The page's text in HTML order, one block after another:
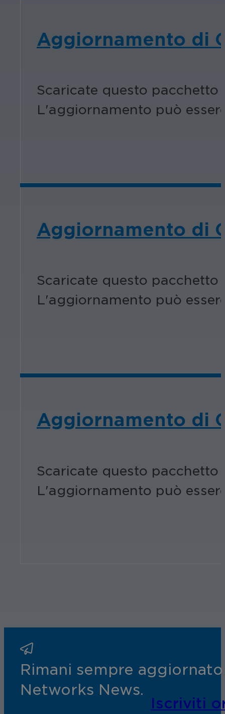
Aggiornamento di
Scaricate questo pacchetto
L'aggiornamento può
Aggiornamento di
Scaricate questo pacchetto
L'aggiornamento può
Aggiornamento di
Scaricate questo pacchetto
L'aggiornamento può
Rimani sempre
Networks News.
Iscriviti